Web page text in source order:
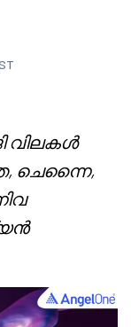
വിലകൾ
ചെന്നൈ,